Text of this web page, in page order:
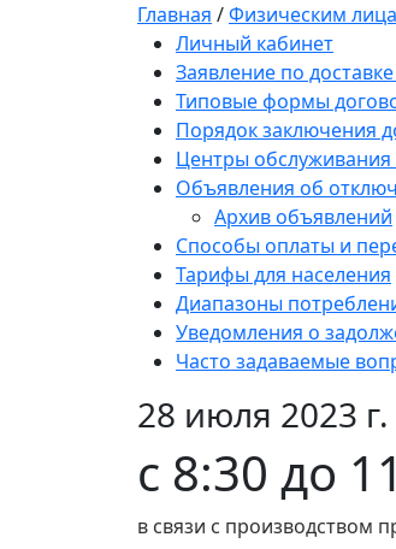
Главная /Физическим
Личный кабинет
Заявление по
Типовые формы
Порядок заключения
Центры обслуживания
Объявления об
Архив объявлений
Способы оплаты и
Тарифы для населения
Диапазоны
Уведомления о
Часто задаваемые
28 июля 2023 г.
с 8:30 до
в связи с производством